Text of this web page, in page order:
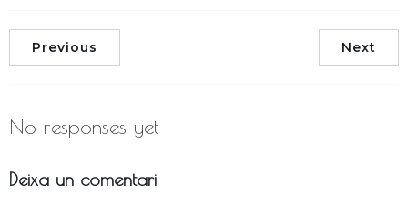
Previous Next
No responses yet
Deixa un comentari